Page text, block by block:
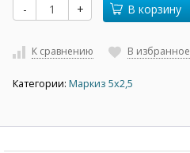
- + В корзину
К сравнению В избранное
Категории: Маркиз 5х2,5